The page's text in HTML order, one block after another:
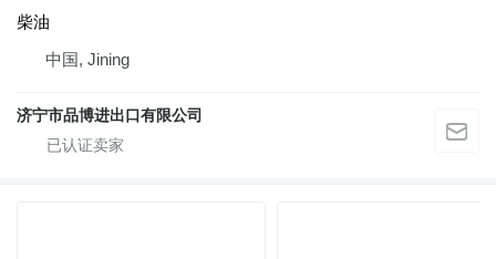
柴油
中国, Jining
济宁市品博进出口有限公司